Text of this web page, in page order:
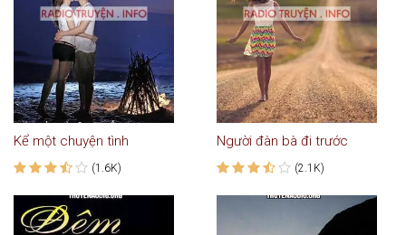
Kể một chuyện tình
(1.6K)
Người đàn bà đi trước
(2.1K)